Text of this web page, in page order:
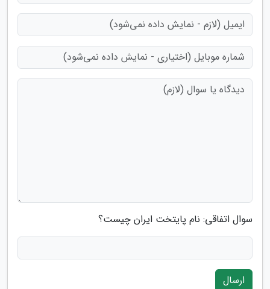
سوال اتفاقی: نام پایتخت ایران چیست؟
ارسال